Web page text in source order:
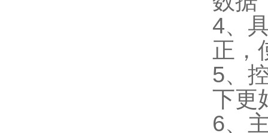
4、
正，
5、
下更
6、